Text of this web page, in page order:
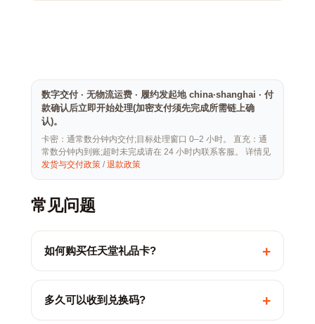
数字交付 · 无物流运费 · 履约发起地 china·shanghai · 付
款确认后立即开始处理(加密支付须先完成所需链上确
认)。
卡密：通常数分钟内交付;目标处理窗口 0–2 小时。 直充：通
常数分钟内到账;超时未完成请在 24 小时内联系客服。 详情见
发货与交付政策 /退款政策
常见问题
如何购买任天堂礼品卡? +
多久可以收到兑换码? +